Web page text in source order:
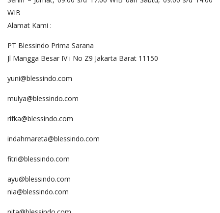
WIB
Alamat Kami :
PT Blessindo Prima Sarana
Jl Mangga Besar IV i No Z9 Jakarta Barat 11150
yuni@blessindo.com
mulya@blessindo.com
rifka@blessindo.com
indahmareta@blessindo.com
fitri@blessindo.com
ayu@blessindo.com
nia@blessindo.com